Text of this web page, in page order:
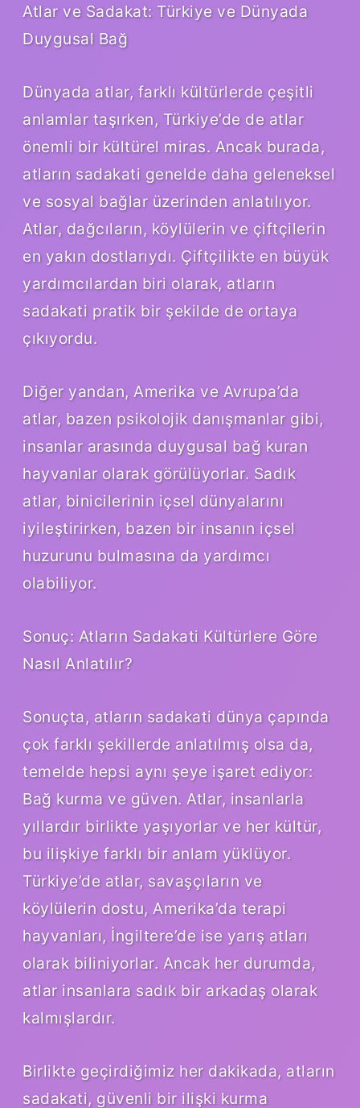
Atlar ve Sadakat: Türkiye ve Dünyada
Duygusal Bağ
Dünyada atlar, farklı kültürlerde çeşitli
anlamlar taşırken, Türkiye’de de atlar
önemli bir kültürel miras. Ancak burada,
atların sadakati genelde daha geleneksel
ve sosyal bağlar üzerinden anlatılıyor.
Atlar, dağcıların, köylülerin ve çiftçilerin
en yakın dostlarıydı. Çiftçilikte en büyük
yardımcılardan biri olarak, atların
sadakati pratik bir şekilde de ortaya
çıkıyordu.
Diğer yandan, Amerika ve Avrupa’da
atlar, bazen psikolojik danışmanlar gibi,
insanlar arasında duygusal bağ kuran
hayvanlar olarak görülüyorlar. Sadık
atlar, binicilerinin içsel dünyalarını
iyileştirirken, bazen bir insanın içsel
huzurunu bulmasına da yardımcı
olabiliyor.
Sonuç: Atların Sadakati Kültürlere Göre
Nasıl Anlatılır?
Sonuçta, atların sadakati dünya çapında
çok farklı şekillerde anlatılmış olsa da,
temelde hepsi aynı şeye işaret ediyor:
Bağ kurma ve güven. Atlar, insanlarla
yıllardır birlikte yaşıyorlar ve her kültür,
bu ilişkiye farklı bir anlam yüklüyor.
Türkiye’de atlar, savaşçıların ve
köylülerin dostu, Amerika’da terapi
hayvanları, İngiltere’de ise yarış atları
olarak biliniyorlar. Ancak her durumda,
atlar insanlara sadık bir arkadaş olarak
kalmışlardır.
Birlikte geçirdiğimiz her dakikada, atların
sadakati, güvenli bir ilişki kurma